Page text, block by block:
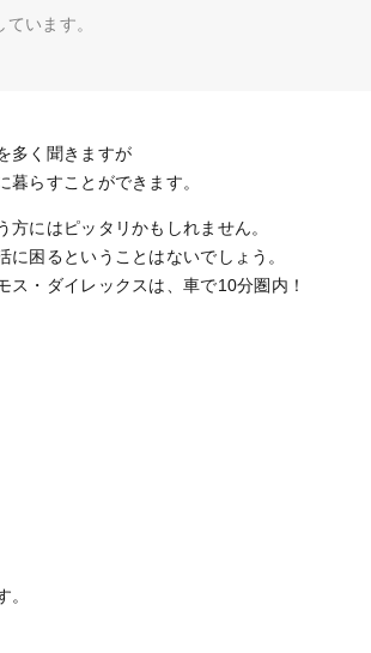
います。
多く聞きますが
暮らすことができます。
にはピッタリかもしれません。
困るということはないでしょう。
・ダイレックスは、車で10分圏内！